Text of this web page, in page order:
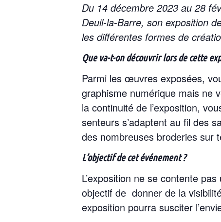
Du 14 décembre 2023 au 28
Deuil-la-Barre, son exposition
les différentes formes de
Que va-t-on découvrir lors de cette
Parmi les œuvres exposées,
graphisme numérique mais ne
la continuité de l’exposition,
senteurs s’adaptent au fil des
des nombreuses broderies sur
L’objectif de cet événement ?
L’exposition ne se contente
objectif de donner de la
exposition pourra susciter